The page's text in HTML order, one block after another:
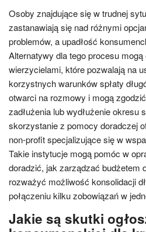
Osoby znajdujące się w trudnej
zastanawiają się nad różnymi
problemów, a upadłość
Alternatywy dla tego procesu
wierzycielami, które pozwalają na
korzystnych warunków spłaty
otwarci na rozmowy i mogą
zadłużenia lub wydłużenie okresu
skorzystanie z pomocy doradczej
non-profit specjalizujące się w
Takie instytucje mogą pomóc w
doradzić, jak zarządzać budżetem
rozważyć możliwość konsolidacji
połączeniu kilku zobowiązań w
Jakie są skutki